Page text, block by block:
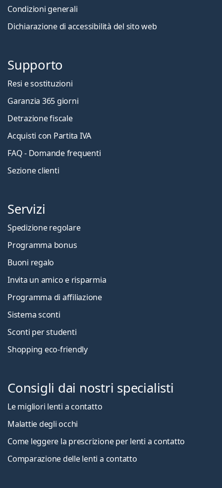
Condizioni generali
Dichiarazione di accessibilità del sito web
Supporto
Resi e sostituzioni
Garanzia 365 giorni
Detrazione fiscale
Acquisti con Partita IVA
FAQ - Domande frequenti
Sezione clienti
Servizi
Spedizione regolare
Programma bonus
Buoni regalo
Invita un amico e risparmia
Programma di affiliazione
Sistema sconti
Sconti per studenti
Shopping eco-friendly
Consigli dai nostri specialisti
Le migliori lenti a contatto
Malattie degli occhi
Come leggere la prescrizione per lenti a contatto
Comparazione delle lenti a contatto